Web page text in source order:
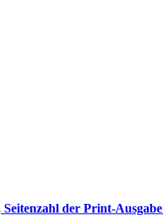
13 ‏ : ‎ 978-3764533694, Originaltitel ‏ : ‎ For